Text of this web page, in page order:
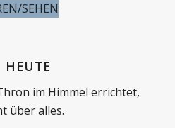
SEHEN
HEUTE
im Himmel errichtet,
über alles.